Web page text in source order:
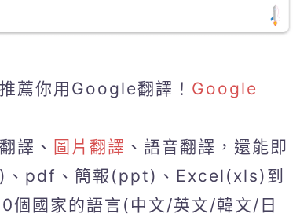
薦你用Google翻譯！ Google
譯、 圖片翻譯 、語音翻譯，還能即
、pdf、簡報(ppt)、Excel(xls)到
個國家的語言(中文/英文/韓文/日